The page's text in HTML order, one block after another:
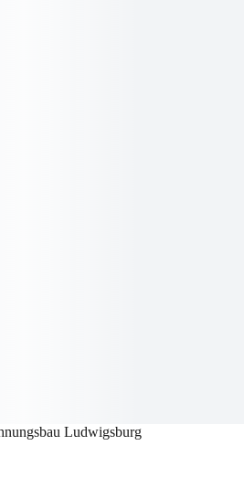
Ludwigsburg